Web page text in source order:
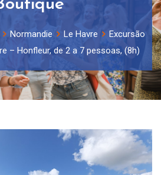
Normandie Le Havre
Excursão
– Honfleur, de 2 a 7 pessoas, (8h)